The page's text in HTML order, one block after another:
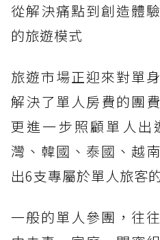
從解決痛點到創造體
的旅遊模式
旅遊市場正迎來對單
解決了單人房費的團
更進一步照顧單人出
灣、韓國、泰國、越
出6支專屬於單人旅客
一般的單人參團，往